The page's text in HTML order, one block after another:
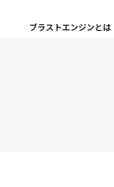
ブラストエンジンとは